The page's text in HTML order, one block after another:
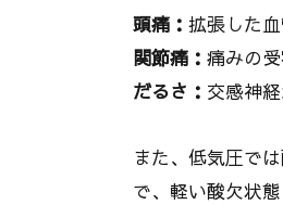
頭痛： 拡張した
関節痛： 痛みの
だるさ： 交感神
また、低気圧で
で、軽い酸欠状